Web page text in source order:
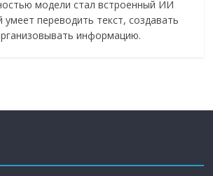
модели стал встроенный ИИ
переводить текст, создавать
информацию.